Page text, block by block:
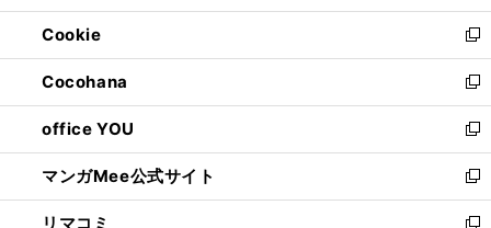
開
く
ウ
で
開
く
ン
ド
ウ
で
開
く
ウ
ィ
ン
ド
ウ
で
開
く
Cookie
新
し
い
ウ
ィ
ン
ド
ウ
で
Cocohana
新
し
い
ウ
ィ
ン
office YOU
新
し
い
ウ
マンガMee公式サイト
新
し
リマコミ